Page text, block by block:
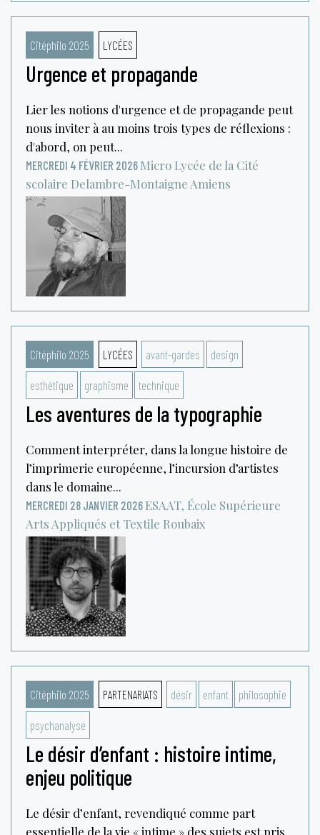
Citéphilo 2025 LYCÉES
Urgence et propagande
Lier les notions d'urgence et de propagande peut
nous inviter à au moins trois types de réflexions :
d'abord, on peut...
MERCREDI 4 FÉVRIER 2026 Micro Lycée de la Cité
scolaire Delambre-Montaigne Amiens
Citéphilo 2025 LYCÉES avant-gardes design
esthétique graphisme technique
Les aventures de la typographie
Comment interpréter, dans la longue histoire de
l’imprimerie européenne, l’incursion d’artistes
dans le domaine...
MERCREDI 28 JANVIER 2026 ESAAT, École Supérieure
Arts Appliqués et Textile Roubaix
Citéphilo 2025 PARTENARIATS désir enfant philosophie
psychanalyse
Le désir d’enfant : histoire intime,
enjeu politique
Le désir d’enfant, revendiqué comme part
essentielle de la vie « intime » des sujets est pris